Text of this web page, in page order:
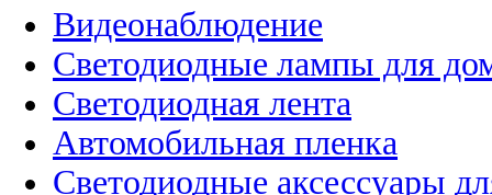
Видеонаблюдение
Светодиодные лампы для
Светодиодная лента
Автомобильная пленка
Светодиодные аксессуары